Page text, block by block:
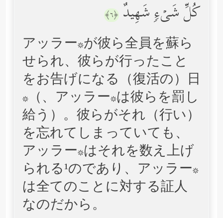
كُلِّ شَیۡءࣲ شَهِیدٌ ﴿٦﴾
アッラー*が彼ら全員を蘇ら
せられ、彼らが行ったこと
をお告げになる（復活の）日
*（、アッラー*は彼らを罰し
給う）。彼らがそれ（行い）
を忘れてしまっていても、
アッラー*はそれを数え上げ
られる¹のであり、アッラー*
は全てのことに対する証人
なのだから。